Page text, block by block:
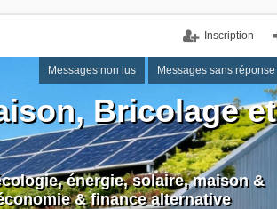
Inscription
Messages non lus Messages sans réponse
Bricolage et
énergie, solaire, maison &
& finance alternative